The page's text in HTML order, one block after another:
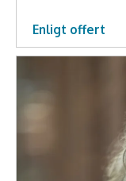
Enligt offert